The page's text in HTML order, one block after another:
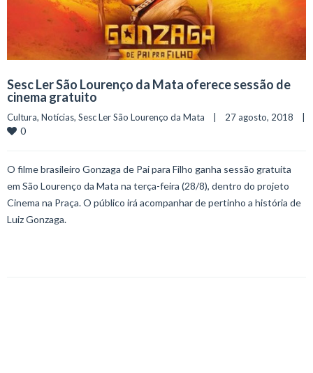
Sesc Ler São Lourenço da Mata oferece sessão de
cinema gratuito
Cultura, Notícias, Sesc Ler São Lourenço da Mata
0
O filme brasileiro Gonzaga de Pai para Filho ganha sessão gratuita
em São Lourenço da Mata na terça-feira (28/8), dentro do projeto
Cinema na Praça. O público irá acompanhar de pertinho a história de
Luiz Gonzaga.